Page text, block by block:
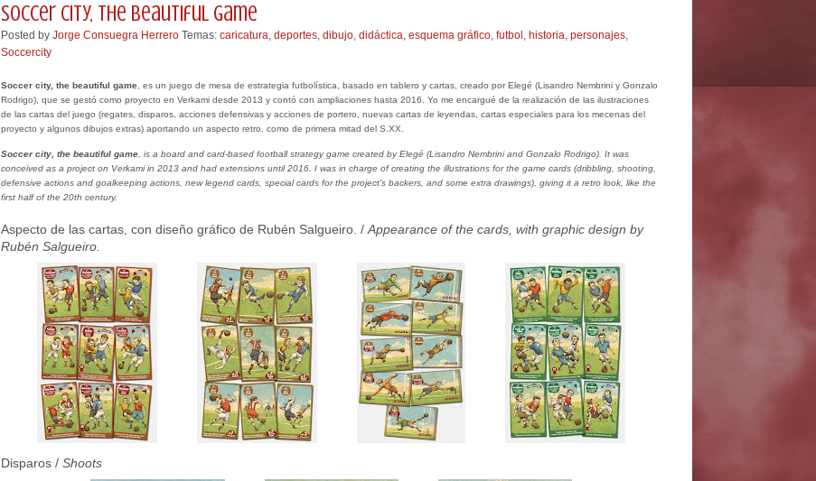
Soccer city, the beautiful game
Posted by Jorge Consuegra Herrero Temas: caricatura, deportes, dibujo, didáctica, esquema gráfico, futbol , historia, personajes,
Soccercity
Soccer city, the beautiful game, es un juego de mesa de estrategia futbolística, basado en tablero y cartas, creado por Elegé (Lisandro Nembrini y Gonzalo
Rodrigo), que se gestó como proyecto en Verkami desde 2013 y contó con ampliaciones hasta 2016. Yo me encargué de la realización de las ilustraciones
de las cartas del juego (regates, disparos, acciones defensivas y acciones de portero, nuevas cartas de leyendas, cartas especiales para los mecenas del
proyecto y algunos dibujos extras) aportando un aspecto retro, como de primera mitad del S.XX.
Soccer city, the beautiful game, is a board and card-based football strategy game created by Elegé (Lisandro Nembrini and Gonzalo Rodrigo). It was
conceived as a project on Verkami in 2013 and had extensions until 2016. I was in charge of creating the illustrations for the game cards (dribbling, shooting,
defensive actions and goalkeeping actions, new legend cards, special cards for the project's backers, and some extra drawings), giving it a retro look, like the
first half of the 20th century.
Aspecto de las cartas, con diseño gráfico de Rubén Salgueiro. /Appearance of the cards, with graphic design by
Rubén Salgueiro.
Disparos / Shoots